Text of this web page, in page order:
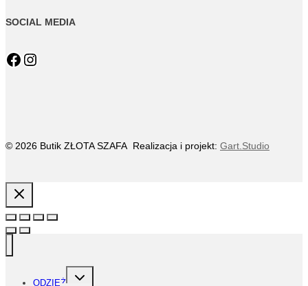
SOCIAL MEDIA
Facebook
Instagram
© 2026 Butik ZŁOTA SZAFA Realizacja i projekt: Gart.Studio
ODZIEŻ
PRZEŁĄCZ